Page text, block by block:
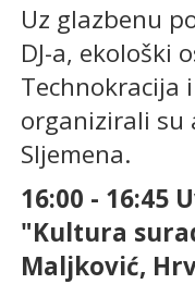
Uz glazbenu
DJ-a, ekološki
Technokracija
organizirali su
Sljemena.
16:00 - 16:45
"Kultura
Maljković,